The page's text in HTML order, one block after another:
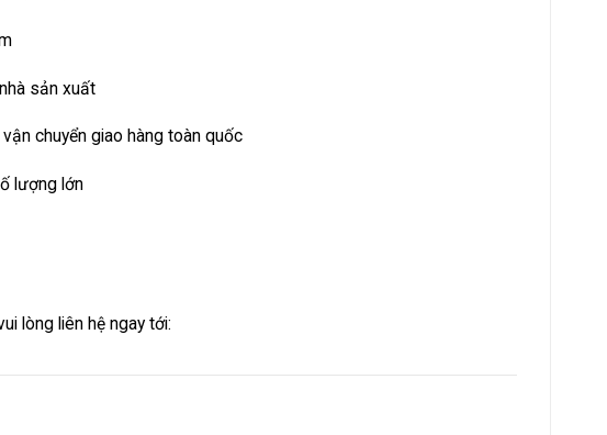
sản xuất
chuyển giao hàng toàn quốc
lượng lớn
lòng liên hệ ngay tới: